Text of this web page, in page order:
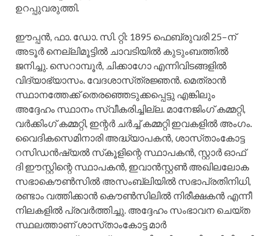
ഉറപ്പുവരുത്തി.
ഈപ്പന്‍, ഫാ. ഡോ. സി. റ്റി: 1895 ഫെബ്രുവരി 25–ന്‌
അടൂര്‍ നെല്ലിമൂട്ടില്‍ ചാവടിയില്‍ കുടുംബത്തില്‍
ജനിച്ചു. സെറാമ്പൂര്‍, ചിക്കാഗോ എന്നിവിടങ്ങളില്‍
വിദ്യാഭ്യാസം. വേദശാസ്‌ത്രജ്ഞന്‍. മെത്രാന്‍
സ്ഥാനത്തേക്ക്‌ തെരഞ്ഞെടുക്കപ്പെട്ടു എങ്കിലും
അദ്ദേഹം സ്ഥാനം സ്വീകരിച്ചില്ല. മാനേജിംഗ്‌ കമ്മറ്റി,
വര്‍ക്കിംഗ്‌ കമ്മറ്റി, ഇന്റര്‍ ചര്‍ച്ച്‌ കമ്മറ്റി ഇവകളില്‍ അംഗം.
വൈദികസെമിനാരി അദ്ധ്യാപകന്‍, ശാസ്‌താംകോട്ട
റസിഡന്‍ഷ്യല്‍ സ്‌കൂളിന്റെ സ്ഥാപകന്‍, സ്റ്റാര്‍ ഓഫ്‌
ദി ഈസ്റ്റിന്റെ സ്ഥാപകന്‍, ഇവാന്‍സ്റ്റണ്‍ അഖിലലോക
സഭാകൌണ്‍സില്‍ അസംബ്ലിയില്‍ സഭാപ്രതിനിധി,
രണ്ടാം വത്തിക്കാന്‍ കൌണ്‍സിലില്‍ നിരീക്ഷകന്‍ എന്നീ
നിലകളില്‍ പ്രവര്‍ത്തിച്ചു. അദ്ദേഹം സംഭാവന ചെയ്‌ത
സ്ഥലത്താണ്‌ ശാസ്‌താംകോട്ട മാര്‍